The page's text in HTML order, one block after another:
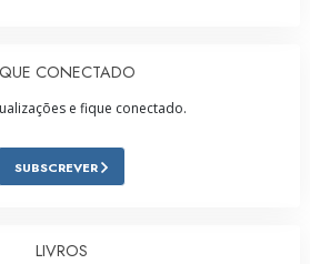
CONECTADO
e fique conectado.
SUBSCREVER
LIVROS